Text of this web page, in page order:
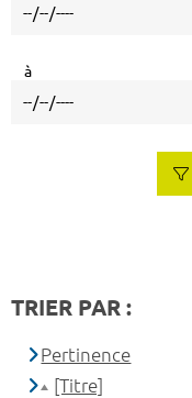
à
TRIER PAR :
Pertinence
[Titre]